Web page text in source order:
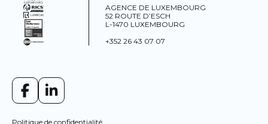
AGENCE DE LUXEMBOURG
52 ROUTE D’ESCH
L-1470 LUXEMBOURG
+352 26 43 07 07
Politique de confidentialité